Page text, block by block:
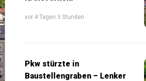
vor 4 Tagen 3 Stunden
Pkw stürzte in
Baustellengraben – Lenker